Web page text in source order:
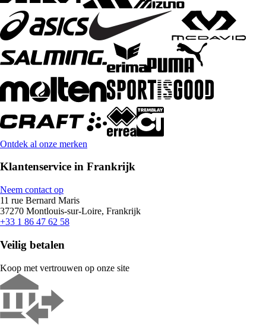
Ontdek al onze merken
Klantenservice in Frankrijk
Neem contact op
11 rue Bernard Maris
37270 Montlouis-sur-Loire, Frankrijk
+33 1 86 47 62 58
Veilig betalen
Koop met vertrouwen op onze site